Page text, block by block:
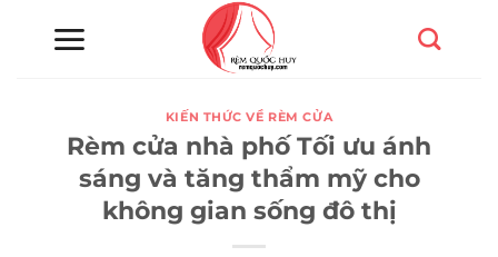
KIẾN THỨC VỀ RÈM CỬA
Rèm cửa nhà phố Tối ưu ánh
sáng và tăng thẩm mỹ cho
không gian sống đô thị